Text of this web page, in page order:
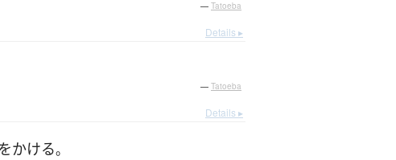
— Tatoeba
Details ▸
— Tatoeba
Details ▸
をかける。